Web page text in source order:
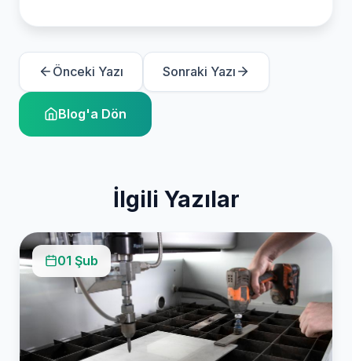
Önceki Yazı Sonraki Yazı
Blog'a Dön
İlgili Yazılar
01 Şub